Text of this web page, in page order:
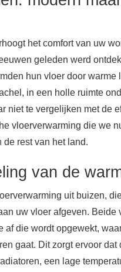
het comfort van uw
geleden werd
hun vloer door warme
in een holle ruimte
niet te vergelijken met de
vloerverwarming die we
de rest van het land.
van de
uit buizen,
uw vloer afgeven. Beide
af die wordt opgewekt,
gaat. Dit zorgt ervoor dat
een lage